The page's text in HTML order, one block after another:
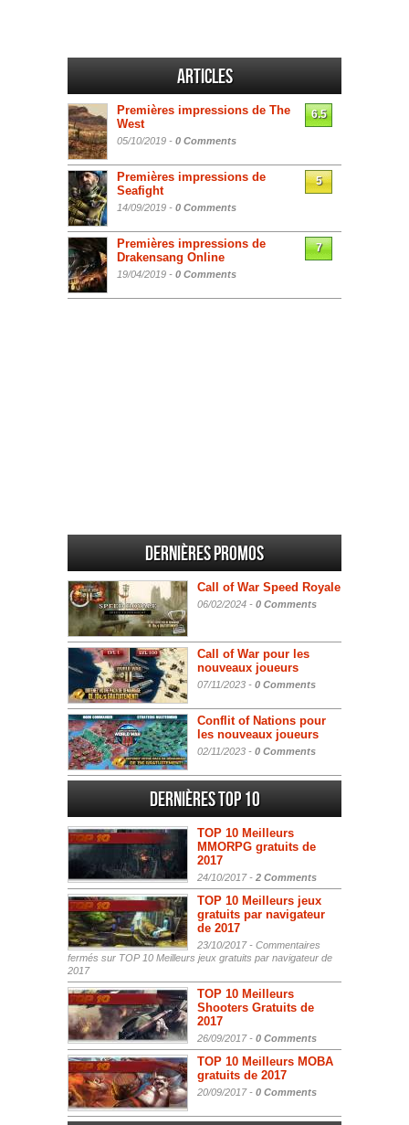
Articles
Premières impressions de The
West
05/10/2019 - 0 Comments
6.5
Premières impressions de
Seafight
14/09/2019 - 0 Comments
5
Premières impressions de
Drakensang Online
19/04/2019 - 0 Comments
7
Dernières promos
Call of War Speed Royale
06/02/2024 - 0 Comments
Call of War pour les
nouveaux joueurs
07/11/2023 - 0 Comments
Conflit of Nations pour
les nouveaux joueurs
02/11/2023 - 0 Comments
Dernières Top 10
TOP 10 Meilleurs
MMORPG gratuits de
2017
24/10/2017 - 2 Comments
TOP 10 Meilleurs jeux
gratuits par navigateur
de 2017
23/10/2017 - Commentaires
fermés sur TOP 10 Meilleurs jeux gratuits par navigateur de
2017
TOP 10 Meilleurs
Shooters Gratuits de
2017
26/09/2017 - 0 Comments
TOP 10 Meilleurs MOBA
gratuits de 2017
20/09/2017 - 0 Comments